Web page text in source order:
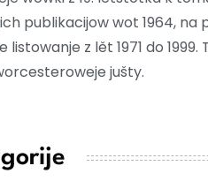
publikacijow wot 1964, na
z lět 1971 do
jušty.